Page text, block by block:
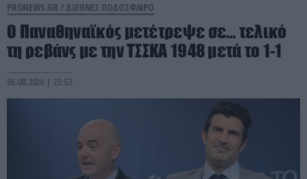
PRONEWS.GR / ΔΙΕΘΝΕΣ ΠΟΔΟΣΦΑΙΡΟ
Ο Παναθηναϊκός μετέτρεψε σε… τελικό
τη ρεβάνς με την ΤΣΣΚΑ 1948 μετά το 1-1
05.08.2026 | 23:53